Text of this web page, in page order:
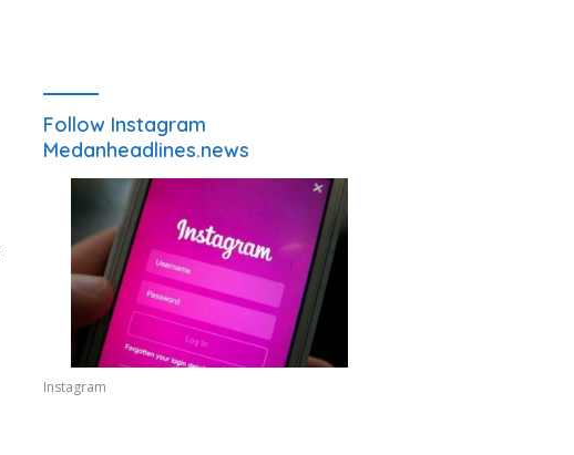
Follow Instagram
Medanheadlines.news
Instagram